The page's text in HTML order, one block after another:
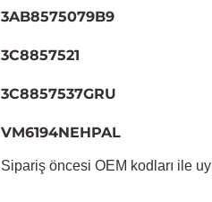
3AB8575079B9
3C8857521
3C8857537GRU
VM6194NEHPAL
Sipariş öncesi OEM kodları ile